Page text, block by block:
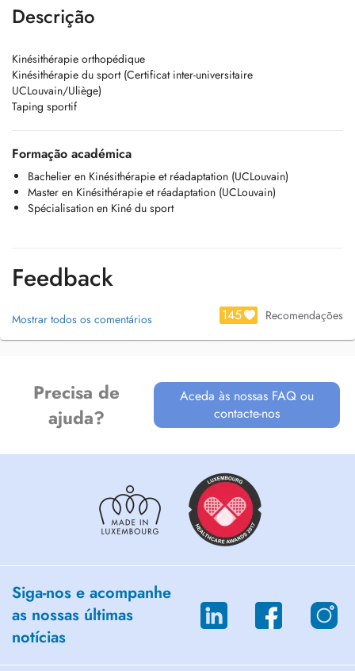
Descrição
Kinésithérapie orthopédique
Kinésithérapie du sport (Certificat inter-universitaire
UCLouvain/Uliège)
Taping sportif
Formação académica
Bachelier en Kinésithérapie et réadaptation (UCLouvain)
Master en Kinésithérapie et réadaptation (UCLouvain)
Spécialisation en Kiné du sport
Feedback
Mostrar todos os comentários 145 Recomendações
Precisa de
ajuda?
Aceda às nossas FAQ ou
contacte-nos
Siga-nos e acompanhe
as nossas últimas
notícias